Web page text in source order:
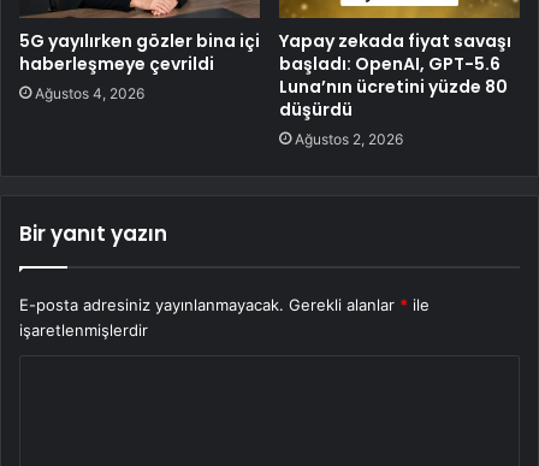
5G yayılırken gözler bina içi
haberleşmeye çevrildi
Ağustos 4, 2026
Yapay zekada fiyat savaşı
başladı: OpenAI, GPT-5.6
Luna’nın ücretini yüzde 80
düşürdü
Ağustos 2, 2026
Bir yanıt yazın
E-posta adresiniz yayınlanmayacak. Gerekli alanlar * ile
işaretlenmişlerdir